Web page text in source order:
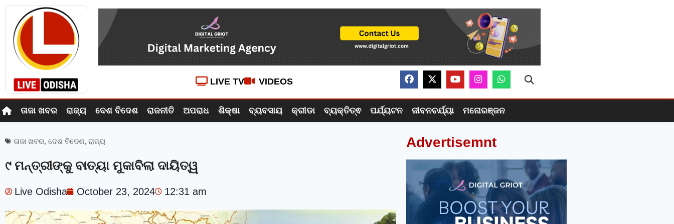
LIVE TV VIDEOS
ତାଜା ଖବର ରାଜ୍ୟ ଦେଶ ବିଦେଶ ରାଜନୀତି ଅପରାଧ ଶିକ୍ଷା ବ୍ୟବସାୟ କ୍ରୀଡା ବ୍ୟକ୍ତିତ୍ଵ ପର୍ଯ୍ୟଟନ ଜୀବନଚର୍ଯ୍ୟା ମନୋରଞ୍ଜନ
ତାଜା ଖବର, ଦେଶ ବିଦେଶ, ରାଜ୍ୟ
୯ ମନ୍ତ୍ରୀଙ୍କୁ ବାତ୍ୟା ମୁକାବିଲା ଦାୟିତ୍ୱ
Live Odisha October 23, 2024 12:31 am
Advertisemnt